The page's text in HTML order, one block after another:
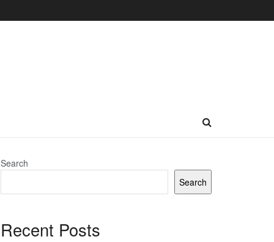
Search
Search
Recent Posts